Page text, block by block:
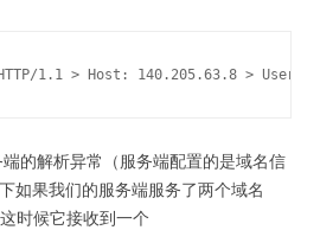
1.1 > Host: 140.205.63.8 > User-
的解析异常（服务端配置的是域名信
如果我们的服务端服务了两个域名
这时候它接收到一个